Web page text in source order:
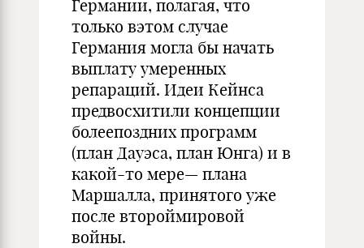
Германии, полагая, что
только вэтом случае
Германия могла бы на­чать
выплату умеренных
репараций. Идеи Кейнса
предвосхитили кон­цепции
болеепоздних программ
(план Дауэса, план Юнга) и в
ка­кой-то мере— плана
Маршалла, принятого уже
после второймировой
войны.